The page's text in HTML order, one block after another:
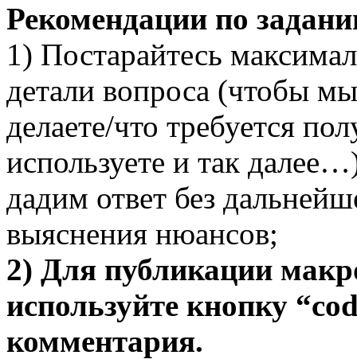
Рекомендации по
1) Постарайтесь
детали вопроса (чтобы
делаете/что требуется
используете и так
дадим ответ без
выяснения нюансов;
2) Для публикации
используйте кнопку
комментария.